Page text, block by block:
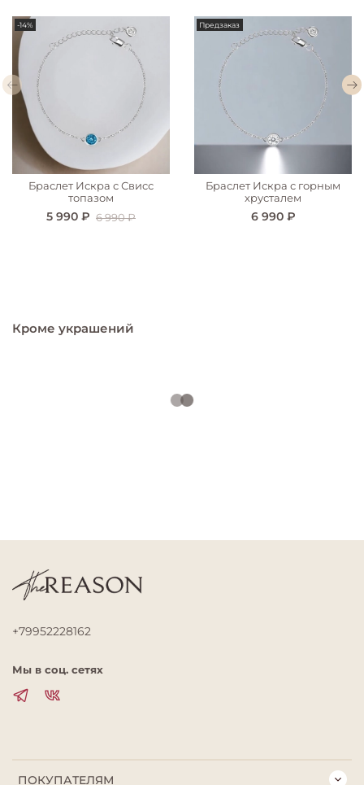
-14%
Браслет Искра с Свисс
топазом
5 990 ₽ 6 990 ₽
Предзаказ
Браслет Искра с горным
хрусталем
6 990 ₽
Кроме украшений
ПОКУПАТЕЛЯМ
+79952228162
Мы в соц. сетях